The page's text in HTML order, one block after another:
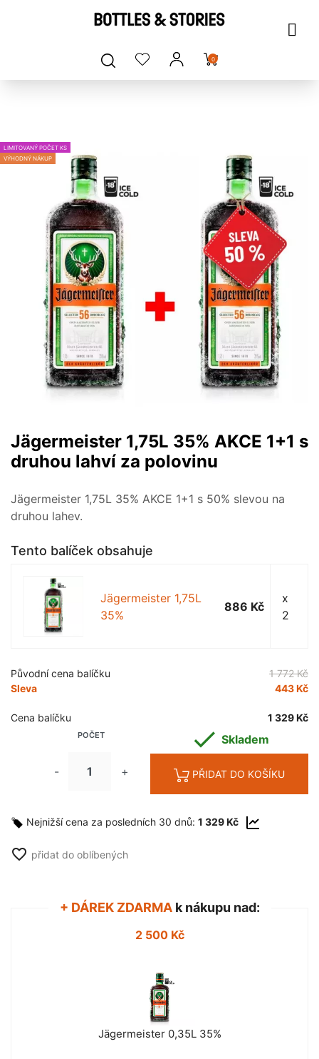
0
LIMITOVANÝ POČET KS
VÝHODNÝ NÁKUP
Jägermeister 1,75L 35% AKCE 1+1 s
druhou lahví za polovinu
Jägermeister 1,75L 35% AKCE 1+1 s 50% slevou na
druhou lahev.
Tento balíček obsahuje
Jägermeister 1,75L
35%
886 Kč
x
2
Původní cena balíčku
1 772 Kč
Sleva
443 Kč
Cena balíčku 1 329 Kč
POČET
- +
 Skladem
PŘIDAT DO KOŠÍKU
Nejnižší cena za posledních 30 dnů: 1 329 Kč
favorite_border přidat do oblíbených
+ DÁREK ZDARMAk nákupu nad:
2 500 Kč
Jägermeister 0,35L 35%